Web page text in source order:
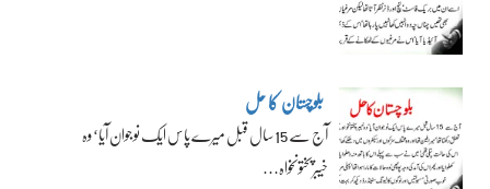
بلوچستان کا حل
آج سے 15 سال قبل میرے پاس ایک نوجوان آیا‘ وہ
خیبرپختونخواہ…